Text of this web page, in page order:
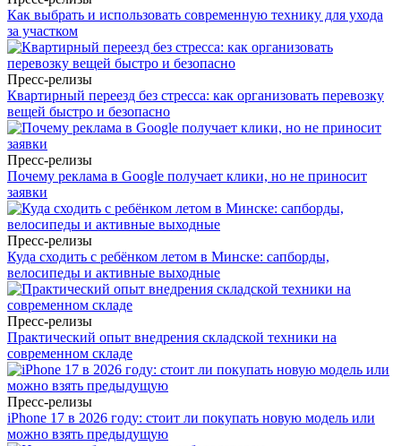
Как выбрать и использовать современную технику для ухода
за участком
Пресс-релизы
Квартирный переезд без стресса: как организовать перевозку
вещей быстро и безопасно
Пресс-релизы
Почему реклама в Google получает клики, но не приносит
заявки
Пресс-релизы
Куда сходить с ребёнком летом в Минске: сапборды,
велосипеды и активные выходные
Пресс-релизы
Практический опыт внедрения складской техники на
современном складе
Пресс-релизы
iPhone 17 в 2026 году: стоит ли покупать новую модель или
можно взять предыдущую